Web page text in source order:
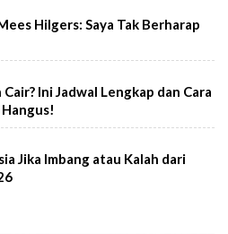
Hilgers: Saya Tak Berharap
Ini Jadwal Lengkap dan Cara
Jika Imbang atau Kalah dari